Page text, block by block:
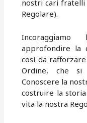
nostri cari fratelli
Regolare).
approfondire la
così da
Ordine, che si
Conoscere la
costruire la
vita la nostra